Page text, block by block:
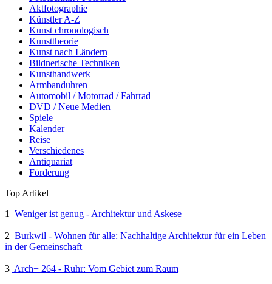
Aktfotographie
Künstler A-Z
Kunst chronologisch
Kunsttheorie
Kunst nach Ländern
Bildnerische Techniken
Kunsthandwerk
Armbanduhren
Automobil / Motorrad / Fahrrad
DVD / Neue Medien
Spiele
Kalender
Reise
Verschiedenes
Antiquariat
Förderung
Top Artikel
1
Weniger ist genug - Architektur und Askese
2 Burkwil - Wohnen für alle: Nachhaltige Architektur für ein Leben
in der Gemeinschaft
3 Arch+ 264 - Ruhr: Vom Gebiet zum Raum